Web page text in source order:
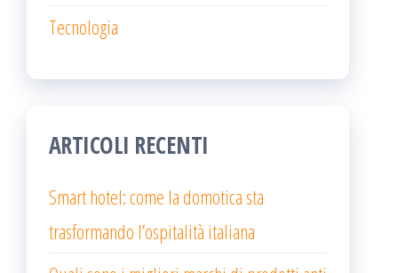
Tecnologia
ARTICOLI RECENTI
Smart hotel: come la domotica sta
trasformando l’ospitalità italiana